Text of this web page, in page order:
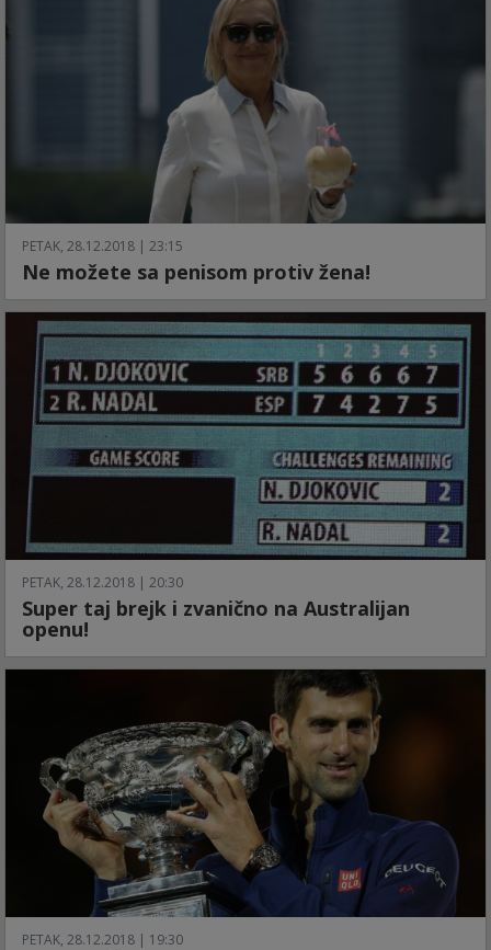
PETAK, 28.12.2018 | 23:15
Ne možete sa penisom protiv žena!
PETAK, 28.12.2018 | 20:30
Super taj brejk i zvanično na Australijan
openu!
PETAK, 28.12.2018 | 19:30